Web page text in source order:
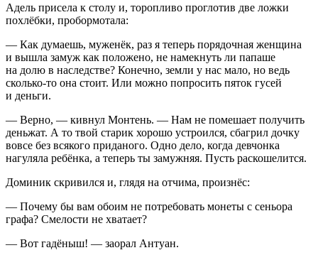
Адель присела к столу и, торопливо проглотив две ложки
похлёбки, пробормотала:
— Как думаешь, муженёк, раз я теперь порядочная женщина
и вышла замуж как положено, не намекнуть ли папаше
на долю в наследстве? Конечно, земли у нас мало, но ведь
сколько-то она стоит. Или можно попросить пяток гусей
и деньги.
— Верно, — кивнул Монтень. — Нам не помешает получить
деньжат. А то твой старик хорошо устроился, сбагрил дочку
вовсе без всякого приданого. Одно дело, когда девчонка
нагуляла ребёнка, а теперь ты замужняя. Пусть раскошелится.
Доминик скривился и, глядя на отчима, произнёс:
— Почему бы вам обоим не потребовать монеты с сеньора
графа? Смелости не хватает?
— Вот гадёныш! — заорал Антуан.